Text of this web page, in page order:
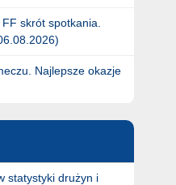
skrót spotkania.
Najlepsze okazje
statystyki drużyn i